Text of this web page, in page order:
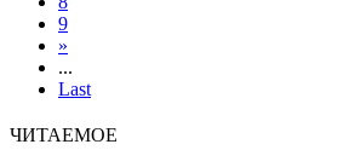
9
»
...
Last
ЧИТАЕМОЕ